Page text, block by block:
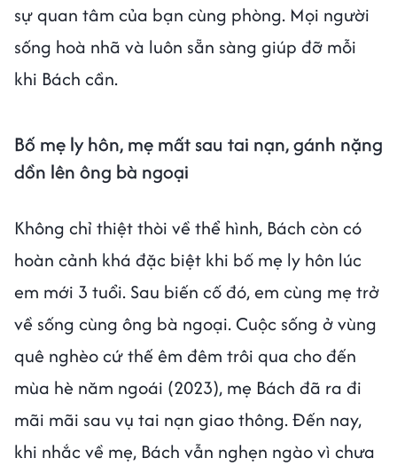
sự quan tâm của bạn cùng phòng. Mọi người
sống hoà nhã và luôn sẵn sàng giúp đỡ mỗi
khi Bách cần.
Bố mẹ ly hôn, mẹ mất sau tai nạn, gánh nặng
dồn lên ông bà ngoại
Không chỉ thiệt thòi về thể hình, Bách còn có
hoàn cảnh khá đặc biệt khi bố mẹ ly hôn lúc
em mới 3 tuổi. Sau biến cố đó, em cùng mẹ trở
về sống cùng ông bà ngoại. Cuộc sống ở vùng
quê nghèo cứ thế êm đêm trôi qua cho đến
mùa hè năm ngoái (2023), mẹ Bách đã ra đi
mãi mãi sau vụ tai nạn giao thông. Đến nay,
khi nhắc về mẹ, Bách vẫn nghẹn ngào vì chưa